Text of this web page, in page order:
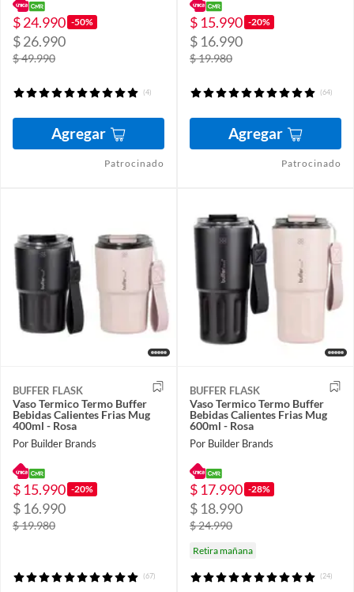
$ 24.990 -50%
$ 26.990
$ 49.990
(4)
Agregar
Patrocinado
$ 15.990 -20%
$ 16.990
$ 19.980
(64)
Agregar
Patrocinado
BUFFER FLASK
Vaso Termico Termo Buffer
Bebidas Calientes Frias Mug
400ml - Rosa
Por Builder Brands
$ 15.990 -20%
$ 16.990
$ 19.980
(67)
BUFFER FLASK
Vaso Termico Termo Buffer
Bebidas Calientes Frias Mug
600ml - Rosa
Por Builder Brands
$ 17.990 -28%
$ 18.990
$ 24.990
Retira mañana
(24)